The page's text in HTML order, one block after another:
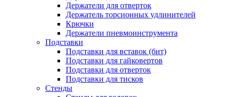
Держатели для отверток
Держатель торсионных удлинителей
Крючки
Держатели пневмоинструмента
Подставки
Подставки для вставок (бит)
Подставки для гайковертов
Подставки для отверток
Подставки для тисков
Стенды